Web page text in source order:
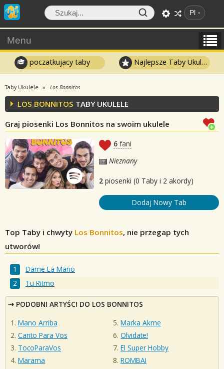
Pl
Menu
poczatkujacy taby Najlepsze Taby Ukulele
Taby Ukulele Los Bonnitos
LOS BONNITOS TABY UKULELE
Graj piosenki Los Bonnitos na swoim ukulele
6 fani
Nieznany
2 piosenki (0 Taby i 2 akordy)
Dodaj Nowy Tab
Top Taby i chwyty Los Bonnitos, nie przegap tych
utworów!
Dame La Mano
Tu Ritmo
PODOBNI ARTYŚCI DO LOS BONNITOS
Mano Arriba
Canto Para Vos
TocoParaVos
Marama
Marka Akme
Olvidate!
El Super Hobby
ROMBAI